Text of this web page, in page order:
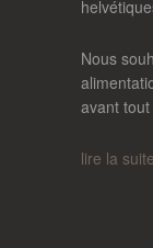
Nous
avant
lire la suite